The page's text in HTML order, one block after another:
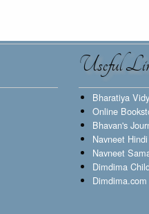
Useful
Bharatiya
Online
Bhavan's
Navneet Hindi
Navneet
Dimdima
Dimdima.com